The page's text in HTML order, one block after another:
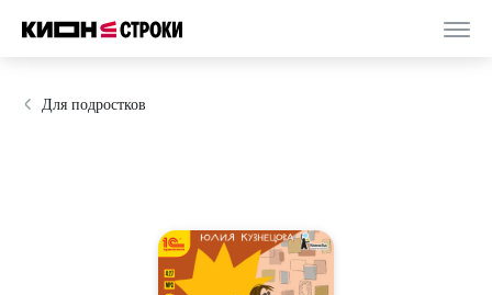
Для подростков